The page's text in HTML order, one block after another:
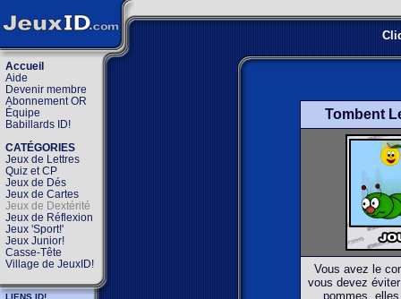
Accueil
Aide
Devenir membre
Abonnement OR
Équipe
Babillards ID!
CATÉGORIES
Jeux de Lettres
Quiz et CP
Jeux de Dés
Jeux de Cartes
Jeux de Dextérité
Jeux de Réflexion
Jeux 'Sport!'
Jeux Junior!
Casse-Tête
Village de JeuxID!
LIENS ID!
Tombent
Vous avez le
vous devez
pommes,